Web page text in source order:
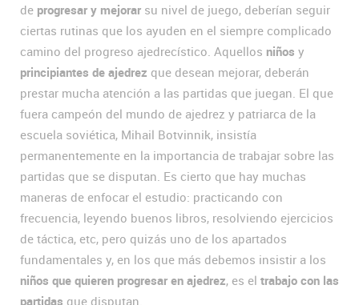
de progresar y mejorar su nivel de juego, deberían seguir
ciertas rutinas que los ayuden en el siempre complicado
camino del progreso ajedrecístico. Aquellos niños y
principiantes de ajedrez que desean mejorar, deberán
prestar mucha atención a las partidas que juegan. El que
fuera campeón del mundo de ajedrez y patriarca de la
escuela soviética, Mihail Botvinnik, insistía
permanentemente en la importancia de trabajar sobre las
partidas que se disputan. Es cierto que hay muchas
maneras de enfocar el estudio: practicando con
frecuencia, leyendo buenos libros, resolviendo ejercicios
de táctica, etc, pero quizás uno de los apartados
fundamentales y, en los que más debemos insistir a los
niños que quieren progresar en ajedrez, es el trabajo con las
partidas que disputan.